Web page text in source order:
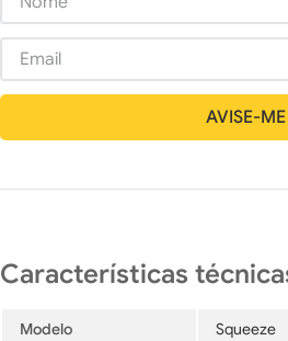
Modelo Squeeze